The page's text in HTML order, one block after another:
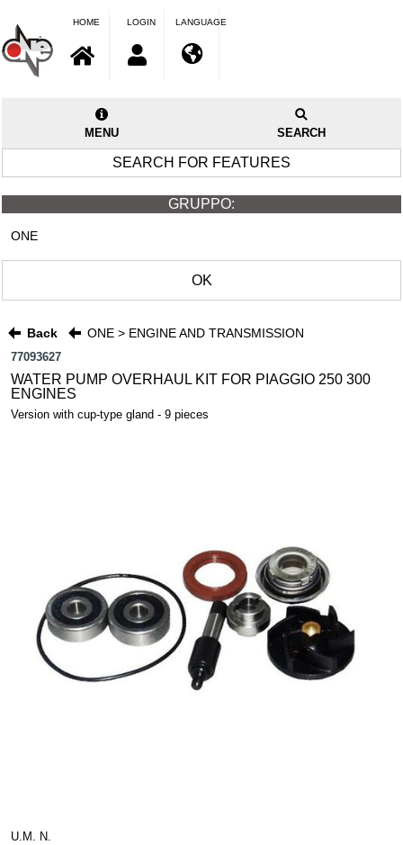
HOME LOGIN LANGUAGE
MENU SEARCH
SEARCH FOR FEATURES
GRUPPO:
ONE
OK
Back ONE > ENGINE AND TRANSMISSION
77093627
WATER PUMP OVERHAUL KIT FOR PIAGGIO 250 300
ENGINES
Version with cup-type gland - 9 pieces
U.M. N.